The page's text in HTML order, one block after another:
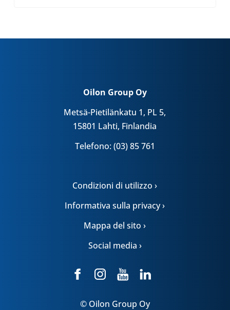
Oilon Group Oy
Metsä-Pietilänkatu 1, PL 5,
15801 Lahti, Finlandia
Telefono: (03) 85 761
Condizioni di utilizzo ›
Informativa sulla privacy ›
Mappa del sito ›
Social media ›
© Oilon Group Oy